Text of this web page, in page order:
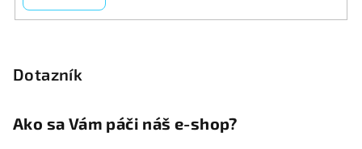
Dotazník
Ako sa Vám páči náš e-shop?